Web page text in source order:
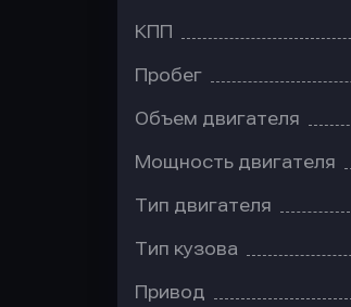
КПП
Пробег
Объем двигателя
Мощность двигателя
Тип двигателя
Тип кузова
Привод